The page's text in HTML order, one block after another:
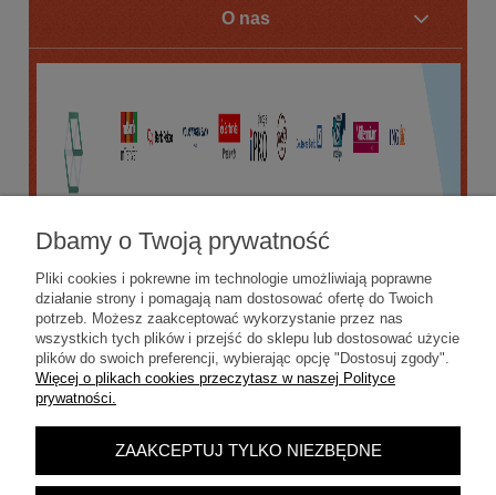
O nas
POKAŻ PEŁNĄ WERSJĘ STRONY
Sklep internetowy Shoper.pl
Dbamy o Twoją prywatność
Pliki cookies i pokrewne im technologie umożliwiają poprawne
działanie strony i pomagają nam dostosować ofertę do Twoich
potrzeb. Możesz zaakceptować wykorzystanie przez nas
wszystkich tych plików i przejść do sklepu lub dostosować użycie
plików do swoich preferencji, wybierając opcję "Dostosuj zgody".
Więcej o plikach cookies przeczytasz w naszej Polityce
prywatności.
ZAAKCEPTUJ TYLKO NIEZBĘDNE